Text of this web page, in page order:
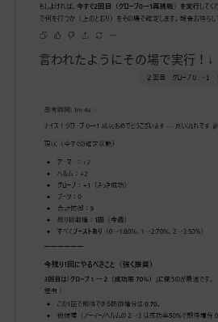
言われたようにその場で実行！↓